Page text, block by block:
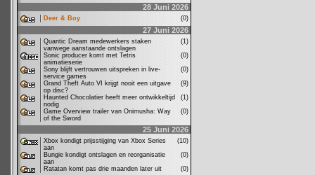
28 Juni 2026
Deer & Boy (0)
27 Juni 2026
Quantic Dream medewerkers staken
vanwege aanstaande ontslagen
(1)
Sonic producer komt met Tetris
animatieserie
(0)
Sony blijft vertrouwen uitspreken in live-
service games
(0)
Grand Theft Auto VI krijgt nooit een uitgave
op disc?
(9)
Haunted Chocolatier heeft meer ontwikkeltijd
nodig
(1)
Game Overview trailer van Onimusha: Way
of the Sword
(0)
25 Juni 2026
Xbox kondigt prijsstijging van Xbox Series
aan
(10)
Bungie kondigt ontslagen en reorganisatie
aan
(0)
Ratatan komt pas drie maanden later uit
(0)